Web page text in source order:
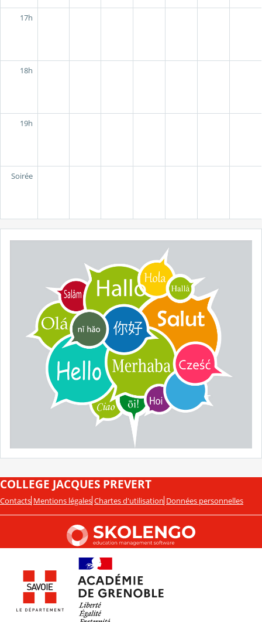
17h
18h
19h
Soirée
COLLEGE JACQUES PREVERT
Contacts Mentions légales Chartes d'utilisation Données personnelles